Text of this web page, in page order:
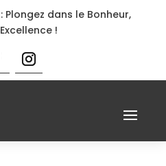
Plongez dans le Bonheur,
!